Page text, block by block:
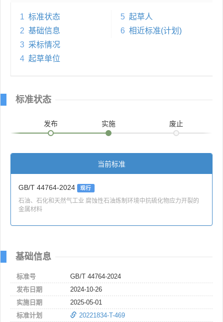
1 标准状态
2 基础信息
3 采标情况
4 起草单位
5 起草人
6 相近标准(计划)
标准状态
发布 实施 废止
当前标准
GB/T 44764-2024 现行
石油、石化和天然气工业 腐蚀性石油炼制环境中抗硫化物应力开裂的
金属材料
基础信息
标准号
GB/T 44764-2024
发布日期
2024-10-26
实施日期
2025-05-01
标准计划
20221834-T-469